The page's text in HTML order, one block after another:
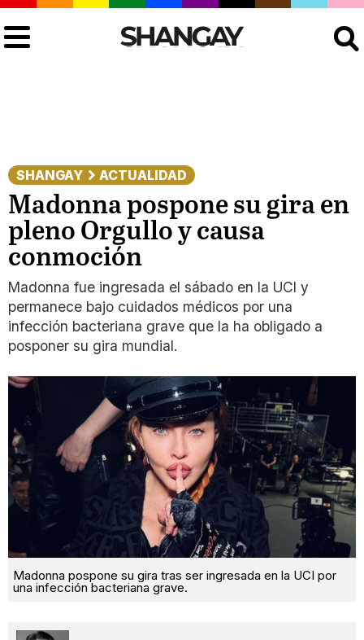
SHANGAY ACTUALIDAD
Madonna pospone su gira en
pleno Orgullo y causa
conmoción
Madonna fue ingresada el sábado en la UCI y
permanece bajo cuidados médicos por una
infección bacteriana grave que la ha obligado a
posponer su gira mundial.
Madonna pospone su gira tras ser ingresada en la UCI por
una infección bacteriana grave.